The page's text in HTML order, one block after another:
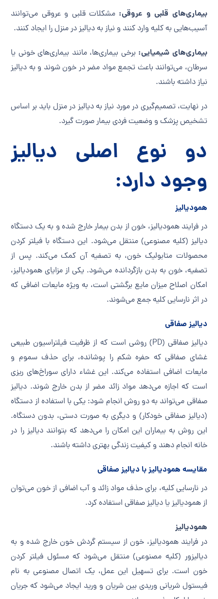
بیماری‌های قلبی و عروقی: مشکلات قلبی و عروقی می‌توانند
آسیب‌هایی به کلیه وارد کنند و نیاز به دیالیز در منزل را ایجاد کنند.
بیماری‌های شیمیایی: برخی بیماری‌ها، مانند بیماری‌های خونی یا
سرطان، می‌توانند باعث تجمع مواد مضر در خون شوند و به دیالیز
نیاز داشته باشند.
در نهایت، تصمیم‌گیری در مورد نیاز به دیالیز در منزل باید بر اساس
تشخیص پزشک و وضعیت فردی بیمار صورت گیرد.
دو نوع اصلی دیالیز
وجود دارد:
همودیالیز
در فرایند همودیالیز، خون از بدن بیمار خارج شده و به یک دستگاه
دیالیز (کلیه مصنوعی) منتقل می‌شود. این دستگاه با فیلتر کردن
محصولات متابولیک خون، به تصفیه آن کمک می‌کند. پس از
تصفیه، خون به بدن بازگردانده می‌شود. یکی از مزایای همودیالیز،
امکان اصلاح میزان مایع برگشتی است، به ویژه مایعات اضافی که
در اثر نارسایی کلیه جمع می‌شوند.
دیالیز صفاقی
دیالیز صفاقی (PD) روشی است که از ظرفیت فیلتراسیون طبیعی
غشای صفاقی که حفره شکم را پوشانده، برای حذف سموم و
مایعات اضافی استفاده می‌کند. این غشاء دارای سوراخ‌های ریزی
است که اجازه می‌دهد مواد زائد مضر از بدن خارج شوند. دیالیز
صفاقی می‌تواند به دو روش انجام شود: یکی با استفاده از دستگاه
(دیالیز صفاقی خودکار) و دیگری به صورت دستی، بدون دستگاه.
این روش به بیماران این امکان را می‌دهد که بتوانند دیالیز را در
خانه انجام دهند و کیفیت زندگی بهتری داشته باشند.
مقایسه همودیالیز با دیالیز صفاقی
در نارسایی کلیه، برای حذف مواد زائد و آب اضافی از خون می‌توان
از همودیالیز یا دیالیز صفاقی استفاده کرد.
همودیالیز
در فرایند همودیالیز، خون از سیستم گردش خون خارج شده و به
دیالیزور (کلیه مصنوعی) منتقل می‌شود که مسئول فیلتر کردن
خون است. برای تسهیل این عمل، یک اتصال مصنوعی به نام
فیستول شریانی وریدی بین شریان و ورید ایجاد می‌شود که جریان